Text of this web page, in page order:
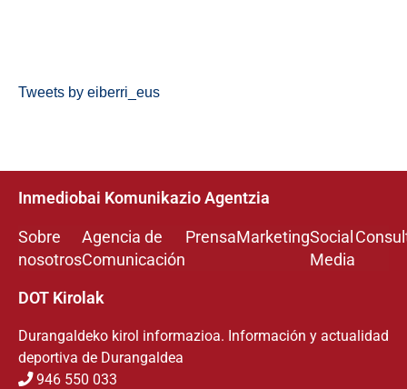
Tweets by eiberri_eus
Inmediobai Komunikazio Agentzia
Sobre
nosotros
Agencia de
Comunicación
PrensaMarketingSocial
Media
DOT Kirolak
Durangaldeko kirol informazioa. Información y actualidad
deportiva de Durangaldea
946 550 033